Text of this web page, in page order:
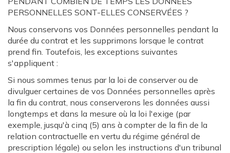
PERSONNELLES SONT-ELLES CONSERVÉES ?
Nous conservons vos Données personnelles pendant la
durée du contrat et les supprimons lorsque le contrat
prend fin. Toutefois, les exceptions suivantes
s'appliquent :
Si nous sommes tenus par la loi de conserver ou de
divulguer certaines de vos Données personnelles après
la fin du contrat, nous conserverons les données aussi
longtemps et dans la mesure où la loi l'exige (par
exemple, jusqu'à cinq (5) ans à compter de la fin de la
relation contractuelle en vertu du régime général de
prescription légale) ou selon les instructions d'un tribunal